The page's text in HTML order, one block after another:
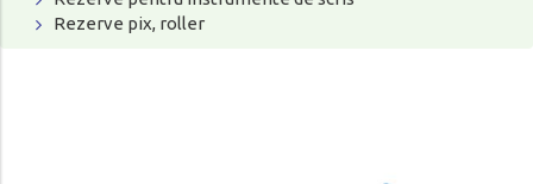
Rezerve pix, roller